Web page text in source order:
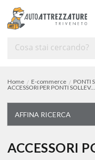
Home E-commerce
PONTI
ACCESSORI PER PONTI SOLLEVATORI AUTO e TRASPORTO LEGGERO
AFFINA RICERCA
PONTI SOLLEVATORI
ACCESSORI